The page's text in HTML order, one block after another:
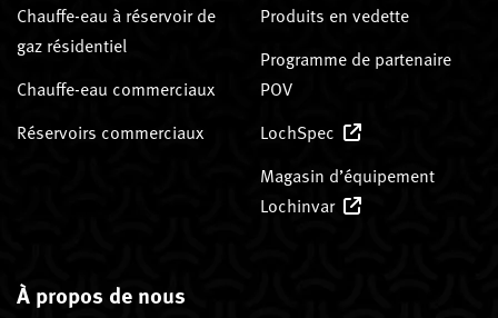
Chauffe-eau à réservoir de
gaz résidentiel
Chauffe-eau commerciaux
Réservoirs commerciaux
Produits en vedette
Programme de partenaire
POV
LochSpec
Magasin d’équipement
Lochinvar
À propos de nous